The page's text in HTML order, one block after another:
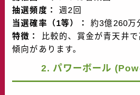
抽選頻度：
週2回
当選確率（1等）：
約3億260万
特徴：
比較的、賞金が青天井
傾向があります。
2. パワーボール